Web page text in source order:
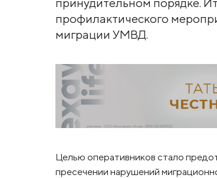
принудительном порядке.
профилактического
миграции УМВД.
Целью оперативников стало
пресечении нарушений